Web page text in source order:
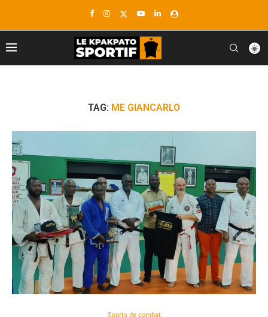
TAG: ME GIANCARLO
Sports de combat